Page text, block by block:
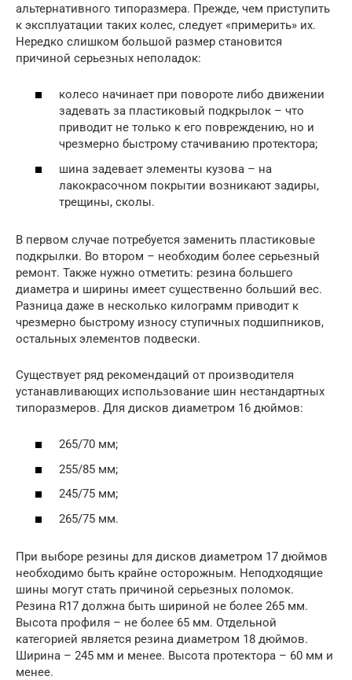
альтернативного типоразмера. Прежде, чем приступить
к эксплуатации таких колес, следует «примерить» их.
Нередко слишком большой размер становится
причиной серьезных неполадок:
колесо начинает при повороте либо движении
задевать за пластиковый подкрылок – что
приводит не только к его повреждению, но и
чрезмерно быстрому стачиванию протектора;
шина задевает элементы кузова – на
лакокрасочном покрытии возникают задиры,
трещины, сколы.
В первом случае потребуется заменить пластиковые
подкрылки. Во втором – необходим более серьезный
ремонт. Также нужно отметить: резина большего
диаметра и ширины имеет существенно больший вес.
Разница даже в несколько килограмм приводит к
чрезмерно быстрому износу ступичных подшипников,
остальных элементов подвески.
Существует ряд рекомендаций от производителя
устанавливающих использование шин нестандартных
типоразмеров. Для дисков диаметром 16 дюймов:
265/70 мм;
255/85 мм;
245/75 мм;
265/75 мм.
При выборе резины для дисков диаметром 17 дюймов
необходимо быть крайне осторожным. Неподходящие
шины могут стать причиной серьезных поломок.
Резина R17 должна быть шириной не более 265 мм.
Высота профиля – не более 65 мм. Отдельной
категорией является резина диаметром 18 дюймов.
Ширина – 245 мм и менее. Высота протектора – 60 мм и
менее.